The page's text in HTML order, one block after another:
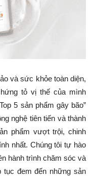
và sức khỏe toàn diện,
tỏ vị thế của mình
5 sản phẩm gây bão”
nghệ tiên tiến và thành
phẩm vượt trội, chinh
nhất. Chúng tôi tự hào
hành trình chăm sóc và
tục đem đến những sản